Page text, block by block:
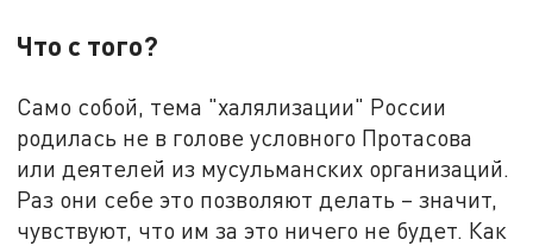
Что с того?
Само собой, тема "халялизации" России
родилась не в голове условного Протасова
или деятелей из мусульманских организаций.
Раз они себе это позволяют делать – значит,
чувствуют, что им за это ничего не будет. Как